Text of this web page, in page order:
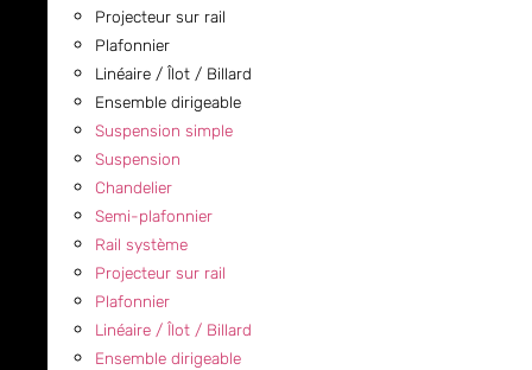
Projecteur sur rail
Plafonnier
Linéaire / Îlot / Billard
Ensemble dirigeable
Suspension simple
Suspension
Chandelier
Semi-plafonnier
Rail système
Projecteur sur rail
Plafonnier
Linéaire / Îlot / Billard
Ensemble dirigeable